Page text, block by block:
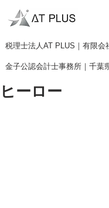
税理士法人AT PLUS｜有限会
金子公認会計士事務所｜ 千葉
ヒーロー